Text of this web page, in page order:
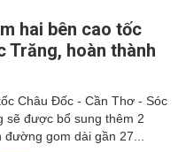
hai bên cao tốc
Trăng, hoàn thành
Châu Đốc - Cần Thơ - Sóc
sẽ được bổ sung thêm 2
đường gom dài gần 27...